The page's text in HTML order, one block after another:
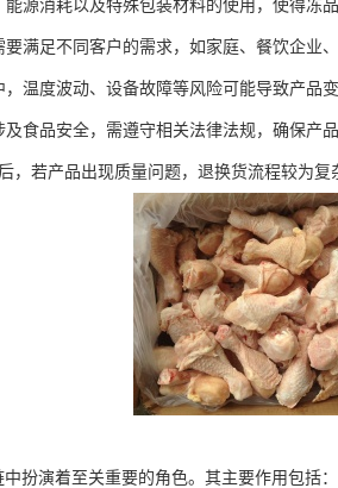
源消耗以及特殊包装材料的使用，使得冻
满足不同客户的需求，如家庭、餐饮企业
温度波动、设备故障等风险可能导致产品
食品安全，需遵守相关法律法规，确保产
，若产品出现质量问题，退换货流程较为复
扮演着至关重要的角色。其主要作用包括：